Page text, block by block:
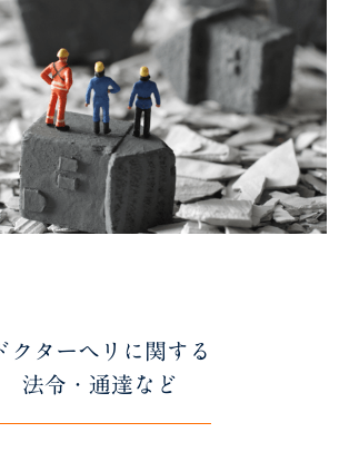
クターヘリに関する
法令・通達など